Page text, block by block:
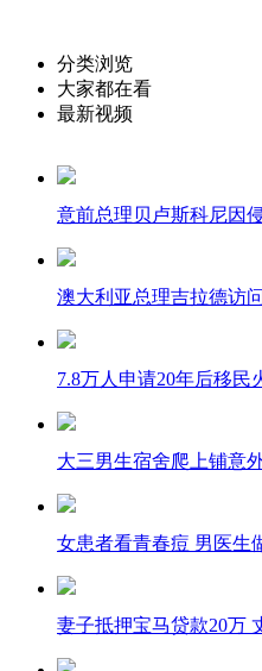
分类浏览
大家都在看
最新视频
意前总理贝卢斯科尼因
澳大利亚总理吉拉德访
7.8万人申请20年后移民
大三男生宿舍爬上铺意
女患者看青春痘 男医生
妻子抵押宝马贷款20万